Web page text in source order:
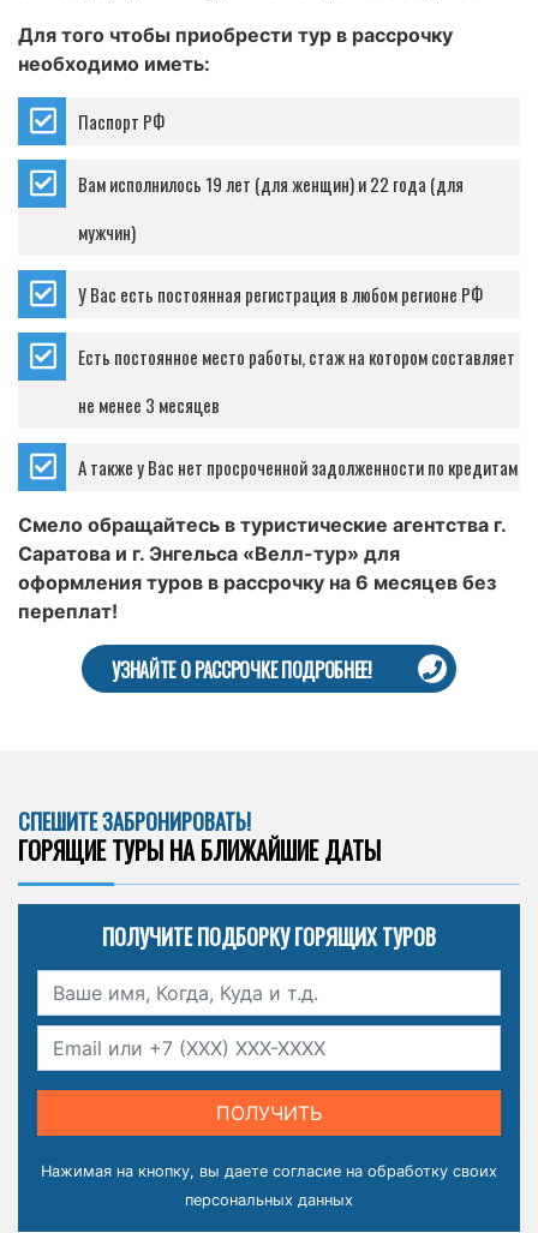
Для того чтобы приобрести тур в рассрочку
необходимо иметь:
Паспорт РФ
Вам исполнилось 19 лет (для женщин) и 22 года (для
мужчин)
У Вас есть постоянная регистрация в любом регионе РФ
Есть постоянное место работы, стаж на котором составляет
не менее 3 месяцев
А также у Вас нет просроченной задолженности по кредитам
Смело обращайтесь в туристические агентства г.
Саратова и г. Энгельса «Велл-тур» для
оформления туров в рассрочку на 6 месяцев без
переплат!
УЗНАЙТЕ О РАССРОЧКЕ ПОДРОБНЕЕ!
СПЕШИТЕ ЗАБРОНИРОВАТЬ!
ГОРЯЩИЕ ТУРЫ НА БЛИЖАЙШИЕ ДАТЫ
ПОЛУЧИТЕ ПОДБОРКУ ГОРЯЩИХ ТУРОВ
ПОЛУЧИТЬ
Нажимая на кнопку, вы даете согласие на обработку своих
персональных данных